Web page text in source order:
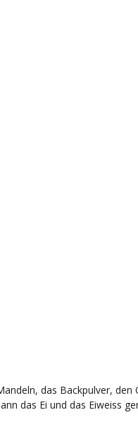
das Backpulver, den
das Ei und das Eiweiss